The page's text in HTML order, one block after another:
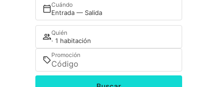
Cuándo
Entrada — Salida
Quién
· 1 habitación
Promoción